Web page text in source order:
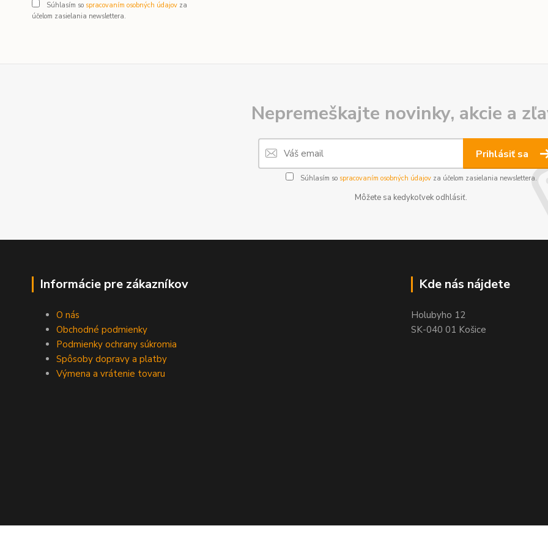
Súhlasím so spracovaním osobných údajov za
účelom zasielania newslettera.
Nepremeškajte novinky, akcie a
Prihlásiť sa
Súhlasím so spracovaním osobných údajovza účelom zasielania newslettera.
Môžete sa kedykoľvek odhlásiť.
Informácie pre zákazníkov
O nás
Obchodné podmienky
Podmienky ochrany súkromia
Spôsoby dopravy a platby
Výmena a vrátenie tovaru
Kde nás nájdete
Holubyho 12
SK-040 01 Košice